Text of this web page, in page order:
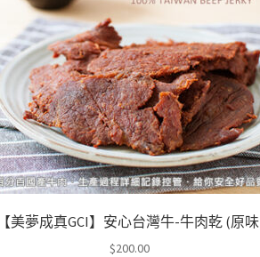
【美夢成真GCI】安心台灣牛-牛肉乾 (原
$200.00